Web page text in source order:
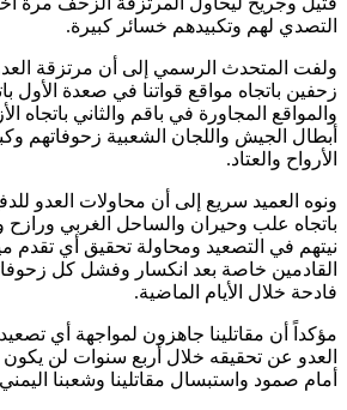
التصدي لهم وتكبيدهم خسائر كبيرة.
ولفت المتحدث الرسمي إلى أن مرتزقة
زحفين باتجاه مواقع قواتنا في صعدة الأول
والمواقع المجاورة في باقم والثاني باتجاه
أبطال الجيش واللجان الشعبية زحوفاتهم
الأرواح والعتاد.
ونوه العميد سريع إلى أن محاولات العدو
باتجاه علب وحيران والساحل الغربي
نيتهم في التصعيد ومحاولة تحقيق أي تقدم
القادمين خاصة بعد انكسار وفشل كل
فادحة خلال الأيام الماضية.
مؤكداً أن مقاتلينا جاهزون لمواجهة أي
العدو عن تحقيقه خلال أربع سنوات لن يكون
أمام صمود واستبسال مقاتلينا وشعبنا